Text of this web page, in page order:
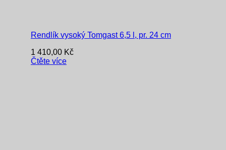
Rendlík vysoký Tomgast 6,5 l, pr. 24 cm
1 410,00 Kč
Čtěte více